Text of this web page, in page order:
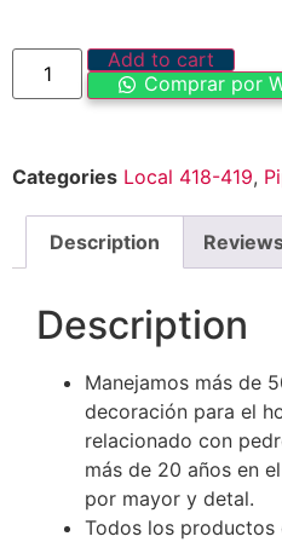
Add to cart
Comprar por
Categories Local 418-419,
Description
Description
Manejamos más de
decoración para el
relacionado con
más de 20 años en
por mayor y detal.
Todos los productos